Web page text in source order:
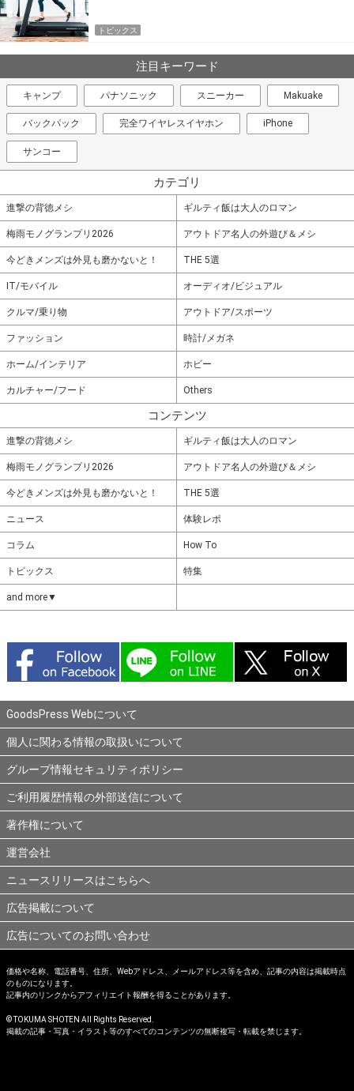
トピックス
注目キーワード
キャンプ パナソニック スニーカー Makuake
バックパック 完全ワイヤレスイヤホン iPhone
サンコー
カテゴリ
進撃の背徳メシ ギルティ飯は大人のロマン
梅雨モノグランプリ2026 アウトドア名人の外遊び＆メシ
今どきメンズは外見も磨かないと！ THE 5選
IT/モバイル オーディオ/ビジュアル
クルマ/乗り物 アウトドア/スポーツ
ファッション 時計/メガネ
ホーム/インテリア ホビー
カルチャー/フード Others
コンテンツ
進撃の背徳メシ ギルティ飯は大人のロマン
梅雨モノグランプリ2026 アウトドア名人の外遊び＆メシ
今どきメンズは外見も磨かないと！ THE 5選
ニュース 体験レポ
コラム How To
トピックス 特集
and more▼
GoodsPress Webについて
個人に関わる情報の取扱いについて
グループ情報セキュリティポリシー
ご利用履歴情報の外部送信について
著作権について
運営会社
ニュースリリースはこちらへ
広告掲載について
広告についてのお問い合わせ
価格や名称、電話番号、住所、Webアドレス、メールアドレス等を含め、記事の内容は掲載時点
のものになります。
記事内のリンクからアフィリエイト報酬を得ることがあります。
© TOKUMA SHOTEN All Rights Reserved.
掲載の記事・写真・イラスト等のすべてのコンテンツの無断複写・転載を禁じます。